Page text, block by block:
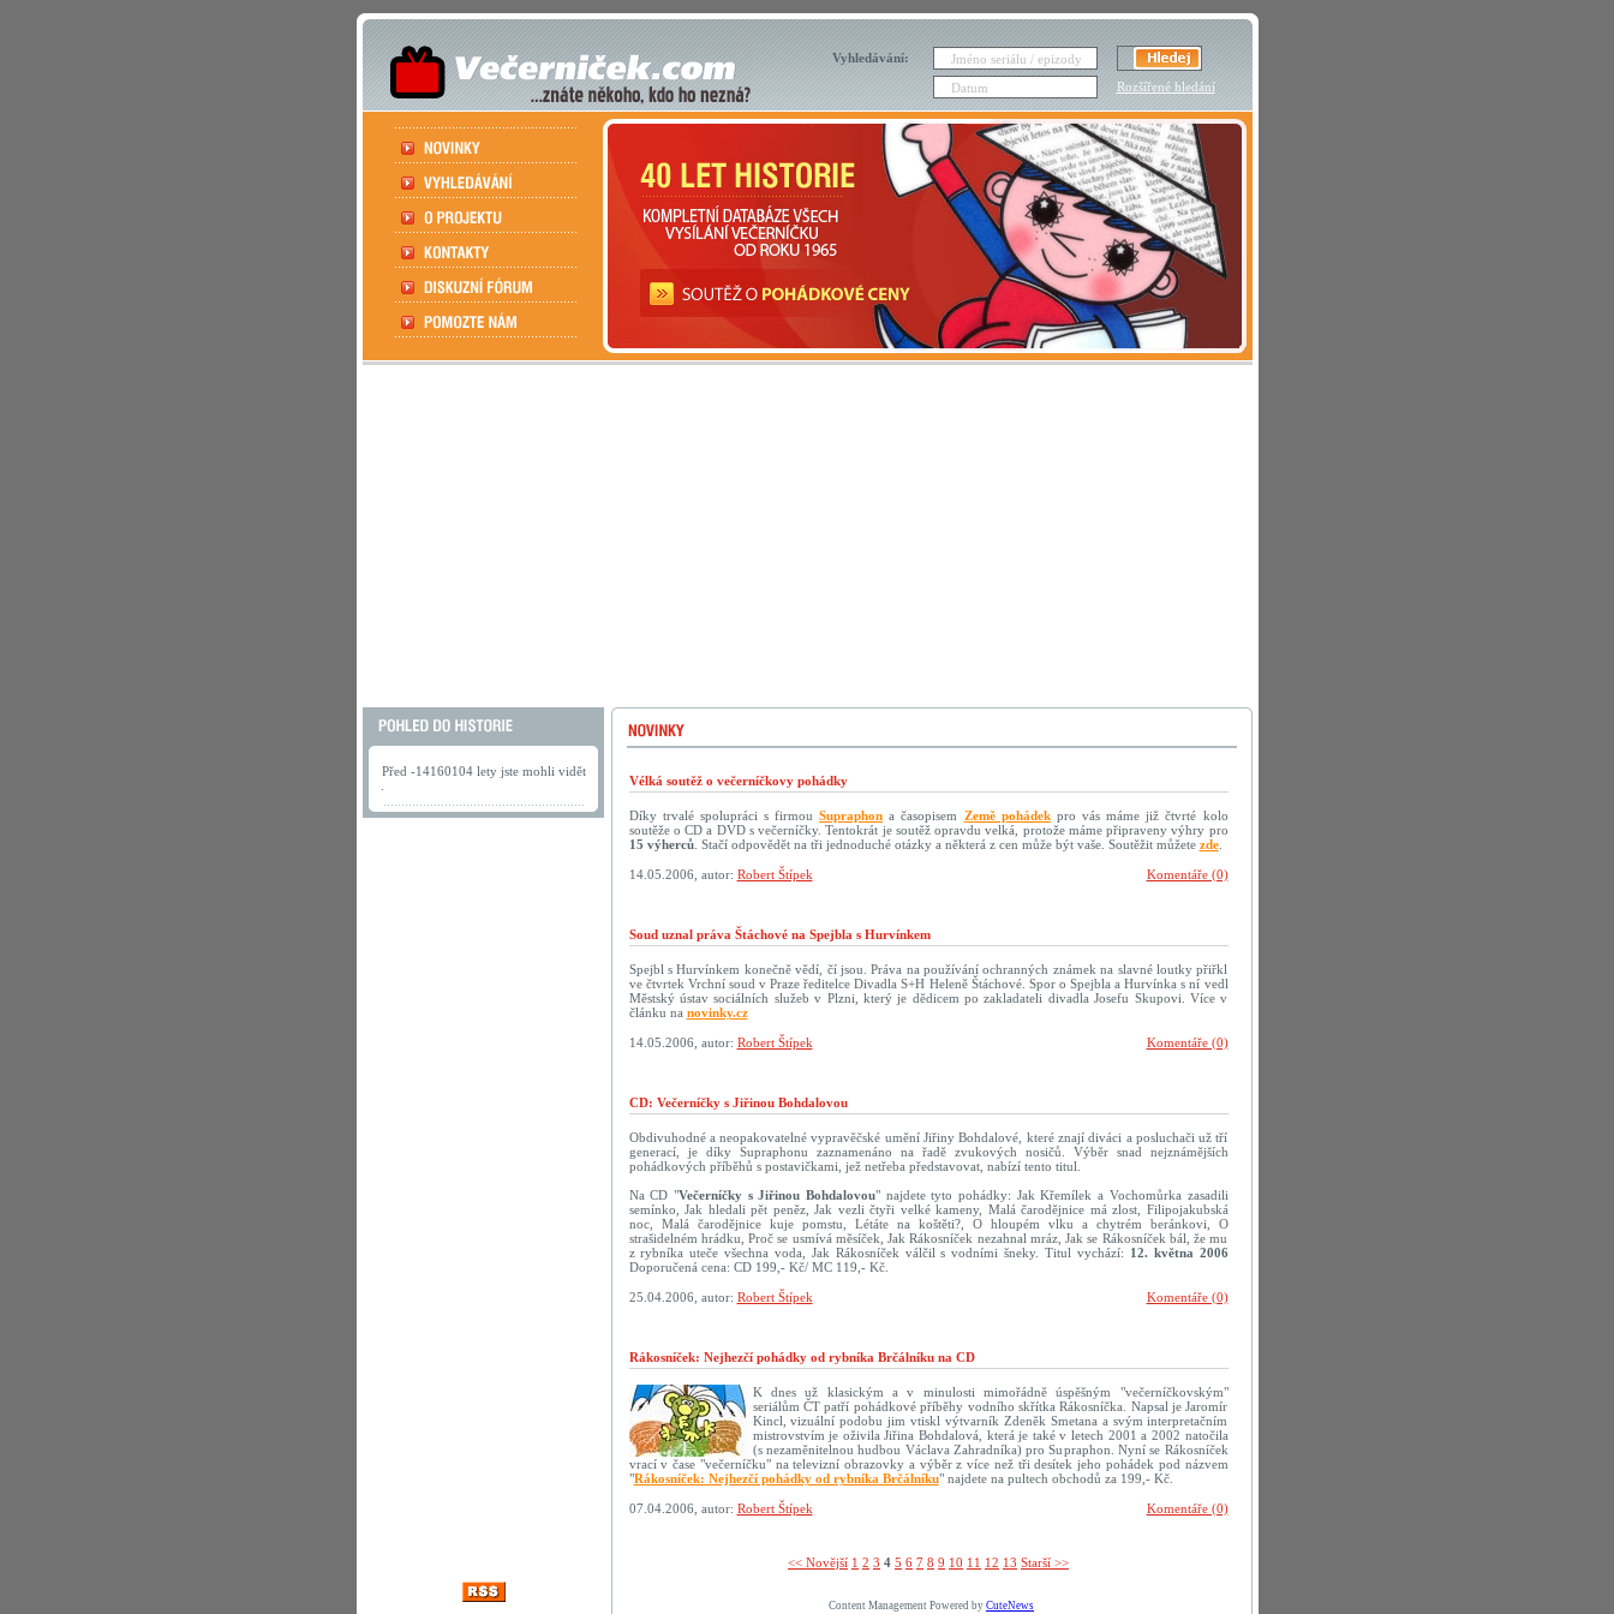
Vyhledávání:
Rozšířené hledání
Před -14160104 lety jste mohli vidět
Vélká soutěž o večerníčkovy pohádky
Díky trvalé spolupráci s firmouSupraphon a časopisem Země pohádekpro vás máme již čtvrté kolo
soutěže o CD a DVD s večerníčky. Tentokrát je soutěž opravdu velká, protože máme připraveny výhry pro
15 výherců. Stačí odpovědět na tři jednoduché otázky a některá z cen může být vaše. Soutěžit můžete zde.
Komentáře (0)
14.05.2006, autor: Robert Štípek
Soud uznal práva Štáchové na Spejbla s Hurvínkem
Spejbl s Hurvínkem konečně vědí, čí jsou. Práva na používání ochranných známek na slavné loutky přiřkl
ve čtvrtek Vrchní soud v Praze ředitelce Divadla S+H Heleně Štáchové. Spor o Spejbla a Hurvínka s ní vedl
Městský ústav sociálních služeb v Plzni, který je dědicem po zakladateli divadla Josefu Skupovi. Více v
článku na novinky.cz
Komentáře (0)
14.05.2006, autor: Robert Štípek
CD: Večerníčky s Jiřinou Bohdalovou
Obdivuhodné a neopakovatelné vypravěčské umění Jiřiny Bohdalové, které znají diváci a posluchači už tří
generací, je díky Supraphonu zaznamenáno na řadě zvukových nosičů. Výběr snad nejznámějších
pohádkových příběhů s postavičkami, jež netřeba představovat, nabízí tento titul.
Na CD "Večerníčky s Jiřinou Bohdalovou" najdete tyto pohádky: Jak Křemílek a Vochomůrka zasadili
semínko, Jak hledali pět peněz, Jak vezli čtyři velké kameny, Malá čarodějnice má zlost, Filipojakubská
noc, Malá čarodějnice kuje pomstu, Létáte na koštěti?, O hloupém vlku a chytrém beránkovi, O
strašidelném hrádku, Proč se usmívá měsíček, Jak Rákosníček nezahnal mráz, Jak se Rákosníček bál, že mu
z rybníka uteče všechna voda, Jak Rákosníček válčil s vodními šneky. Titul vychází: 12. května 2006
Doporučená cena: CD 199,- Kč/ MC 119,- Kč.
Komentáře (0)
25.04.2006, autor: Robert Štípek
Rákosníček: Nejhezčí pohádky od rybníka Brčálníku na CD
K dnes už klasickým a v minulosti mimořádně úspěšným "večerníčkovským"
seriálům ČT patří pohádkové příběhy vodního skřítka Rákosníčka. Napsal je Jaromír
Kincl, vizuální podobu jim vtiskl výtvarník Zdeněk Smetana a svým interpretačním
mistrovstvím je oživila Jiřina Bohdalová, která je také v letech 2001 a 2002 natočila
(s nezaměnitelnou hudbou Václava Zahradníka) pro Supraphon. Nyní se Rákosníček
vrací v čase "večerníčku" na televizní obrazovky a výběr z více než tři desítek jeho pohádek pod názvem
"Rákosníček: Nejhezčí pohádky od rybníka Brčálníku" najdete na pultech obchodů za 199,- Kč.
Komentáře (0)
07.04.2006, autor: Robert Štípek
<< Novější­ 1 2 3 4 5 6 7 8 9 10 11 12 13 Starší >>
Content Management Powered by CuteNews